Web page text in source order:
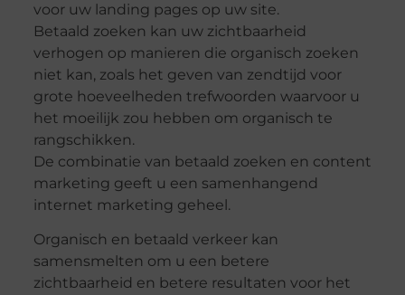
voor uw landing pages op uw site.
Betaald zoeken kan uw zichtbaarheid
verhogen op manieren die organisch zoeken
niet kan, zoals het geven van zendtijd voor
grote hoeveelheden trefwoorden waarvoor u
het moeilijk zou hebben om organisch te
rangschikken.
De combinatie van betaald zoeken en content
marketing geeft u een samenhangend
internet marketing geheel.
Organisch en betaald verkeer kan
samensmelten om u een betere
zichtbaarheid en betere resultaten voor het